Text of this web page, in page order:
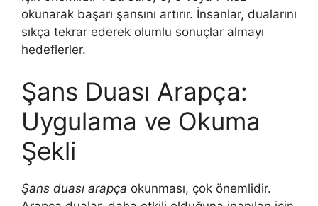
okunarak başarı şansını artırır. İnsanlar, dualarını
sıkça tekrar ederek olumlu sonuçlar almayı
hedeflerler.
Şans Duası Arapça:
Uygulama ve Okuma
Şekli
Şans duası arapça okunması, çok önemlidir.